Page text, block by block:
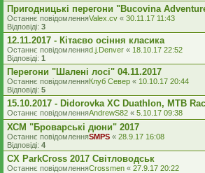
Пригодницькі перегони "Bucovina
Останнє повідомленняValex.cv « 30.11.17 11:43
Відповіді: 3
12.11.2017 - Кітаєво осіння класика
Останнє повідомленняd.j.Denver « 18.10.17 22:52
Відповіді: 1
Перегони "Шалені лосі" 04.11.2017
Останнє повідомленняКлуб Север « 10.10.17 20:44
Відповіді: 5
15.10.2017 - Didorovka XC Duathlon, MTB
Останнє повідомленняAndrewS82 « 5.10.17 09:38
ХСМ "Броварські дюни" 2017
Останнє повідомленняSMPS « 28.9.17 16:08
Відповіді: 4
CX ParkCross 2017 Світловодськ
Останнє повідомленняCrossmen « 27.9.17 20:22